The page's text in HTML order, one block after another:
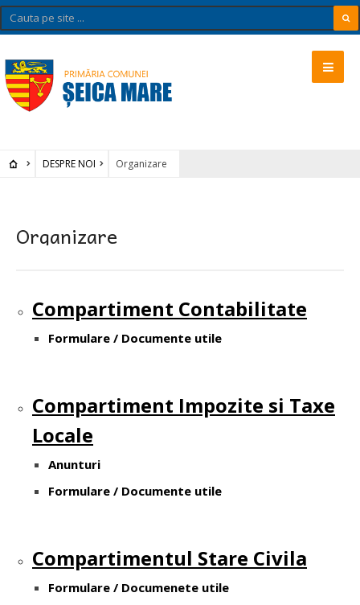
DESPRE NOI Organizare
Organizare
Compartiment Contabilitate
Formulare / Documente utile
Compartiment Impozite si Taxe
Locale
Anunturi
Formulare / Documente utile
Compartimentul Stare Civila
Formulare / Documenete utile